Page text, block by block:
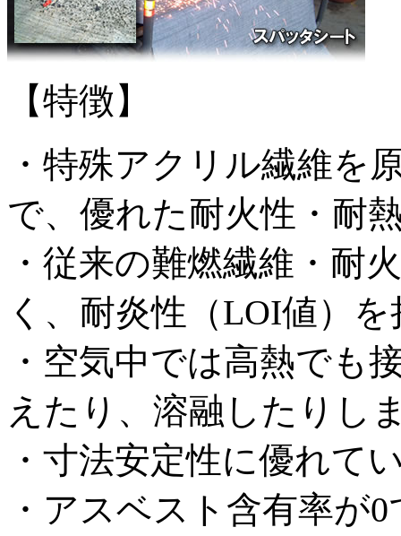
【特徴】
・特殊アクリル繊維を
で、優れた耐火性・耐
・従来の難燃繊維・耐
く、耐炎性（LOI値）
・空気中では高熱でも
えたり、溶融したりし
・寸法安定性に優れて
・アスベスト含有率が